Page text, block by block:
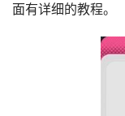
面有详细的教程。